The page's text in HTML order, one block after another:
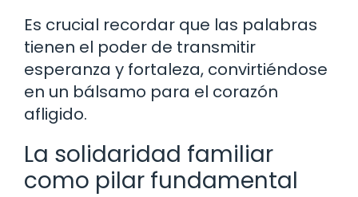
Es crucial recordar que las palabras
tienen el poder de transmitir
esperanza y fortaleza, convirtiéndose
en un bálsamo para el corazón
afligido.
La solidaridad familiar
como pilar fundamental